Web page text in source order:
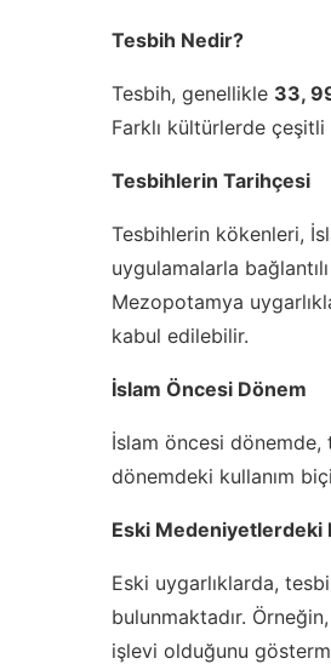
Tesbih Nedir?
Tesbih, genellikle 33,
Farklı kültürlerde çeşitli
Tesbihlerin Tarihçesi
Tesbihlerin kökenleri,
uygulamalarla
Mezopotamya
kabul edilebilir.
İslam Öncesi Dönem
İslam öncesi dönemde,
dönemdeki kullanım
Eski Medeniyetlerdeki
Eski uygarlıklarda,
bulunmaktadır.
işlevi olduğunu